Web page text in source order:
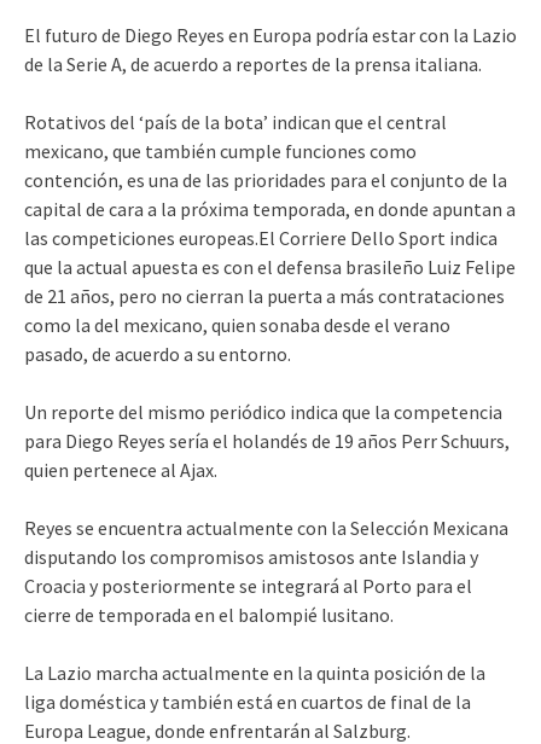
El futuro de Diego Reyes en Europa podría estar con la Lazio
de la Serie A, de acuerdo a reportes de la prensa italiana.
Rotativos del ‘país de la bota’ indican que el central
mexicano, que también cumple funciones como
contención, es una de las prioridades para el conjunto de la
capital de cara a la próxima temporada, en donde apuntan a
las competiciones europeas.El Corriere Dello Sport indica
que la actual apuesta es con el defensa brasileño Luiz Felipe
de 21 años, pero no cierran la puerta a más contrataciones
como la del mexicano, quien sonaba desde el verano
pasado, de acuerdo a su entorno.
Un reporte del mismo periódico indica que la competencia
para Diego Reyes sería el holandés de 19 años Perr Schuurs,
quien pertenece al Ajax.
Reyes se encuentra actualmente con la Selección Mexicana
disputando los compromisos amistosos ante Islandia y
Croacia y posteriormente se integrará al Porto para el
cierre de temporada en el balompié lusitano.
La Lazio marcha actualmente en la quinta posición de la
liga doméstica y también está en cuartos de final de la
Europa League, donde enfrentarán al Salzburg.